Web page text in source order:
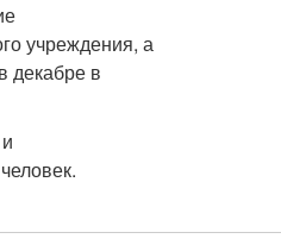
учреждения, а
декабре в